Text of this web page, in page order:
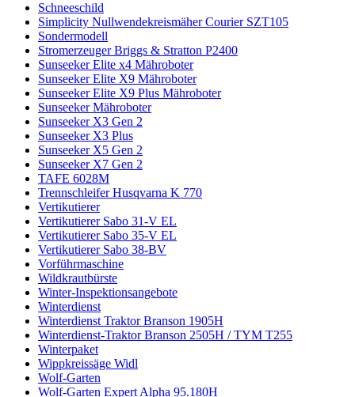
Schneeschild
Simplicity Nullwendekreismäher Courier SZT105
Sondermodell
Stromerzeuger Briggs & Stratton P2400
Sunseeker Elite x4 Mähroboter
Sunseeker Elite X9 Mähroboter
Sunseeker Elite X9 Plus Mähroboter
Sunseeker Mähroboter
Sunseeker X3 Gen 2
Sunseeker X3 Plus
Sunseeker X5 Gen 2
Sunseeker X7 Gen 2
TAFE 6028M
Trennschleifer Husqvarna K 770
Vertikutierer
Vertikutierer Sabo 31-V EL
Vertikutierer Sabo 35-V EL
Vertikutierer Sabo 38-BV
Vorführmaschine
Wildkrautbürste
Winter-Inspektionsangebote
Winterdienst
Winterdienst Traktor Branson 1905H
Winterdienst-Traktor Branson 2505H / TYM T255
Winterpaket
Wippkreissäge Widl
Wolf-Garten
Wolf-Garten Expert Alpha 95.180H